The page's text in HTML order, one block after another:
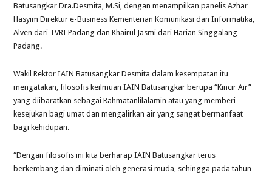
Batusangkar Dra.Desmita, M.Si, dengan menampilkan panelis Azhar
Hasyim Direktur e-Business Kementerian Komunikasi dan Informatika,
Alven dari TVRI Padang dan Khairul Jasmi dari Harian Singgalang
Padang.
Wakil Rektor IAIN Batusangkar Desmita dalam kesempatan itu
mengatakan, filosofis keilmuan IAIN Batusangkar berupa “Kincir Air”
yang diibaratkan sebagai Rahmatanlilalamin atau yang memberi
kesejukan bagi umat dan mengalirkan air yang sangat bermanfaat
bagi kehidupan.
“Dengan filosofis ini kita berharap IAIN Batusangkar terus
berkembang dan diminati oleh generasi muda, sehingga pada tahun